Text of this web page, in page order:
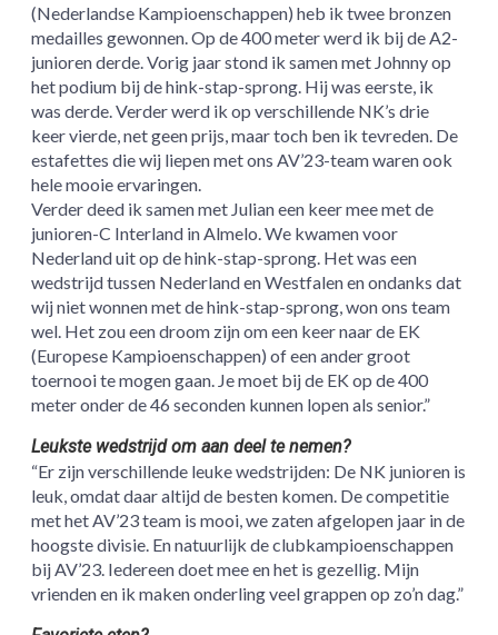
(Nederlandse Kampioenschappen) heb ik twee bronzen
medailles gewonnen. Op de 400 meter werd ik bij de A2-
junioren derde. Vorig jaar stond ik samen met Johnny op
het podium bij de hink-stap-sprong. Hij was eerste, ik
was derde. Verder werd ik op verschillende NK’s drie
keer vierde, net geen prijs, maar toch ben ik tevreden. De
estafettes die wij liepen met ons AV’23-team waren ook
hele mooie ervaringen.
Verder deed ik samen met Julian een keer mee met de
junioren-C Interland in Almelo. We kwamen voor
Nederland uit op de hink-stap-sprong. Het was een
wedstrijd tussen Nederland en Westfalen en ondanks dat
wij niet wonnen met de hink-stap-sprong, won ons team
wel. Het zou een droom zijn om een keer naar de EK
(Europese Kampioenschappen) of een ander groot
toernooi te mogen gaan. Je moet bij de EK op de 400
meter onder de 46 seconden kunnen lopen als senior.”
Leukste wedstrijd om aan deel te nemen?
“Er zijn verschillende leuke wedstrijden: De NK junioren is
leuk, omdat daar altijd de besten komen. De competitie
met het AV’23 team is mooi, we zaten afgelopen jaar in de
hoogste divisie. En natuurlijk de clubkampioenschappen
bij AV’23. Iedereen doet mee en het is gezellig. Mijn
vrienden en ik maken onderling veel grappen op zo’n dag.”